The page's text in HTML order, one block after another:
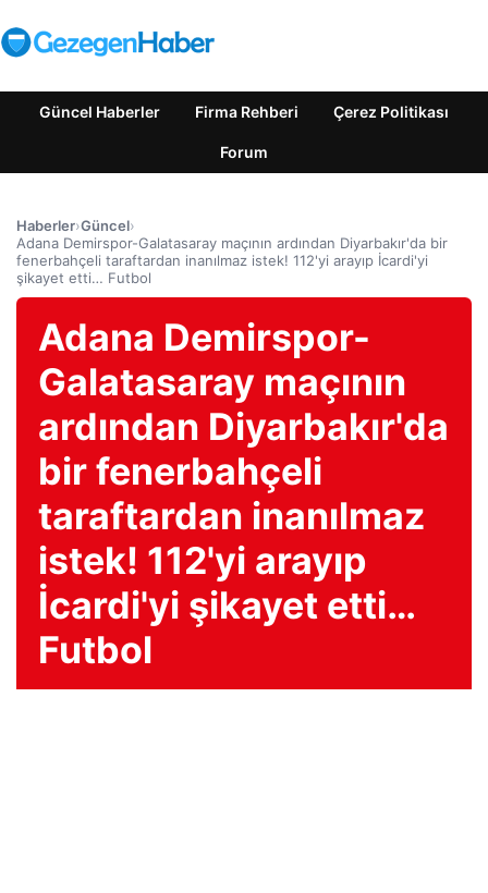
Güncel Haberler Firma Rehberi Çerez Politikası
Forum
Haberler›Güncel›
Adana Demirspor-Galatasaray maçının ardından Diyarbakır'da bir
fenerbahçeli taraftardan inanılmaz istek! 112'yi arayıp İcardi'yi
şikayet etti… Futbol
Adana Demirspor-
Galatasaray maçının
ardından Diyarbakır'da
bir fenerbahçeli
taraftardan inanılmaz
istek! 112'yi arayıp
İcardi'yi şikayet etti…
Futbol